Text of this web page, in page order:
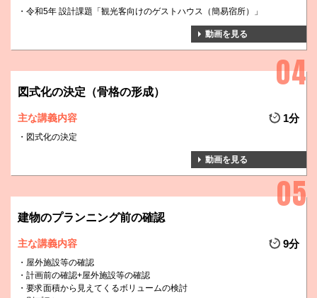
令和5年 設計課題「観光客向けのゲストハウス（簡易宿所）」
動画を見る
図式化の決定（骨格の形成）
主な講義内容 1分
図式化の決定
動画を見る
建物のプランニング前の確認
主な講義内容 9分
屋外施設等の確認
計画前の確認+屋外施設等の確認
要求面積から見えてくるボリュームの検討